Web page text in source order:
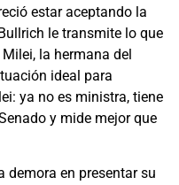
estar aceptando la
le transmite lo que
la hermana del
ideal para
ya no es ministra, tiene
y mide mejor que
demora en presentar su